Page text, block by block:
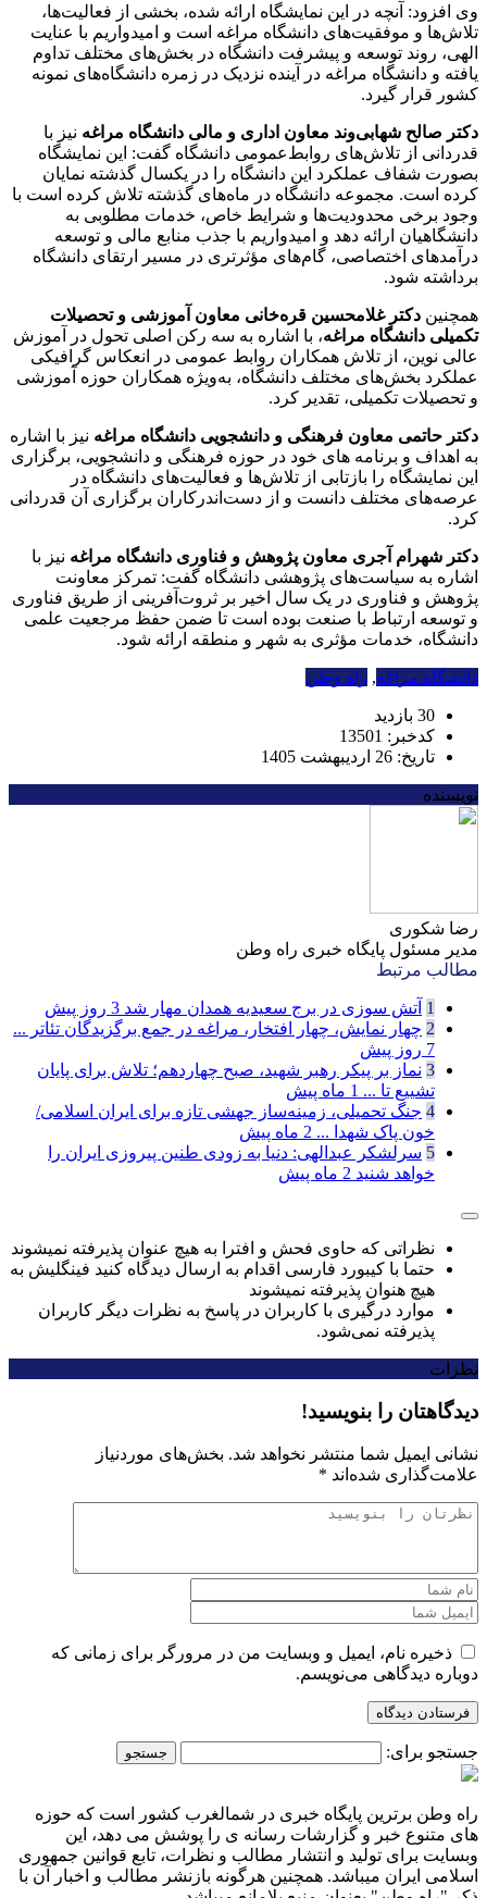
وی افزود: آنچه در این نمایشگاه ارائه شده، بخشی از فعالیت‌ها،
تلاش‌ها و موفقیت‌های دانشگاه مراغه است و امیدواریم با عنایت
الهی، روند توسعه و پیشرفت دانشگاه در بخش‌های مختلف تداوم
یافته و دانشگاه مراغه در آینده نزدیک در زمره دانشگاه‌های نمونه
کشور قرار گیرد.
دکتر صالح شهابی‌وند معاون اداری و مالی دانشگاه مراغه نیز با
قدردانی از تلاش‌های روابط‌عمومی دانشگاه گفت: این نمایشگاه
بصورت شفاف عملکرد این دانشگاه را در یکسال گذشته نمایان
کرده است. مجموعه دانشگاه در ماه‌های گذشته تلاش کرده است با
وجود برخی محدودیت‌ها و شرایط خاص، خدمات مطلوبی به
دانشگاهیان ارائه دهد و امیدواریم با جذب منابع مالی و توسعه
درآمدهای اختصاصی، گام‌های مؤثرتری در مسیر ارتقای دانشگاه
برداشته شود.
همچنین دکتر غلامحسین قره‌خانی معاون آموزشی و تحصیلات
تکمیلی دانشگاه مراغه، با اشاره به سه رکن اصلی تحول در آموزش
عالی نوین، از تلاش همکاران روابط عمومی در انعکاس گرافیکی
عملکرد بخش‌های مختلف دانشگاه، به‌ویژه همکاران حوزه آموزشی
و تحصیلات تکمیلی، تقدیر کرد.
دکتر حاتمی معاون فرهنگی و دانشجویی دانشگاه مراغه نیز با اشاره
به اهداف و برنامه های خود در حوزه فرهنگی و دانشجویی، برگزاری
این نمایشگاه را بازتابی از تلاش‌ها و فعالیت‌های دانشگاه در
عرصه‌های مختلف دانست و از دست‌اندرکاران برگزاری آن قدردانی
کرد.
دکتر شهرام آجری معاون پژوهش و فناوری دانشگاه مراغه نیز با
اشاره به سیاست‌های پژوهشی دانشگاه گفت: تمرکز معاونت
پژوهش و فناوری در یک سال اخیر بر ثروت‌آفرینی از طریق فناوری
و توسعه ارتباط با صنعت بوده است تا ضمن حفظ مرجعیت علمی
دانشگاه، خدمات مؤثری به شهر و منطقه ارائه شود.
دانشگاه مراغه, راه وطن
30 بازدید
کدخبر: 13501
تاریخ: 26 اردیبهشت 1405
نویسنده
رضا شکوری
مدیر مسئول پایگاه خبری راه وطن
مطالب مرتبط
1 آتش سوزی در برج سعیدیه همدان مهار شد 3 روز پیش
2 چهار نمایش، چهار افتخار، مراغه در جمع برگزیدگان تئاتر ...
7 روز پیش
3 نماز بر پیکر رهبر شهید، صبح چهاردهم؛ تلاش برای پایان
تشییع تا ... 1 ماه پیش
4 جنگ تحمیلی، زمینه‌ساز جهشی تازه برای ایران اسلامی/
خون پاک شهدا ... 2 ماه پیش
5 سرلشکر عبدالهی: دنیا به زودی طنین پیروزی ایران را
خواهد شنید 2 ماه پیش
نظراتی که حاوی فحش و افترا به هیچ عنوان پذیرفته نمیشوند
حتما با کیبورد فارسی اقدام به ارسال دیدگاه کنید فینگلیش به
هیچ هنوان پذیرفته نمیشوند
موارد درگیری با کاربران در پاسخ به نظرات دیگر کاربران
پذیرفته نمی‌شود.
نظرات
دیدگاهتان را بنویسید!
نشانی ایمیل شما منتشر نخواهد شد. بخش‌های موردنیاز
علامت‌گذاری شده‌اند *
ذخیره نام، ایمیل و وبسایت من در مرورگر برای زمانی که
دوباره دیدگاهی می‌نویسم.
جستجو برای:
راه وطن برترین پایگاه خبری در شمالغرب کشور است که حوزه
های متنوع خبر و گزارشات رسانه ی را پوشش می دهد، این
وبسایت برای تولید و انتشار مطالب و نظرات، تابع قوانین جمهوری
اسلامی ایران میباشد. همچنین هرگونه بازنشر مطالب و اخبار آن با